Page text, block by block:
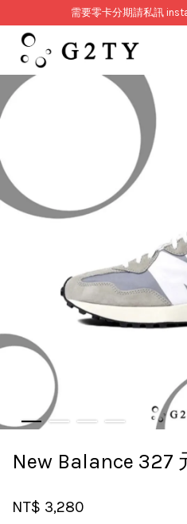
需要零卡分期請私訊
New Balance 327
NT$ 3,280
您的購物車